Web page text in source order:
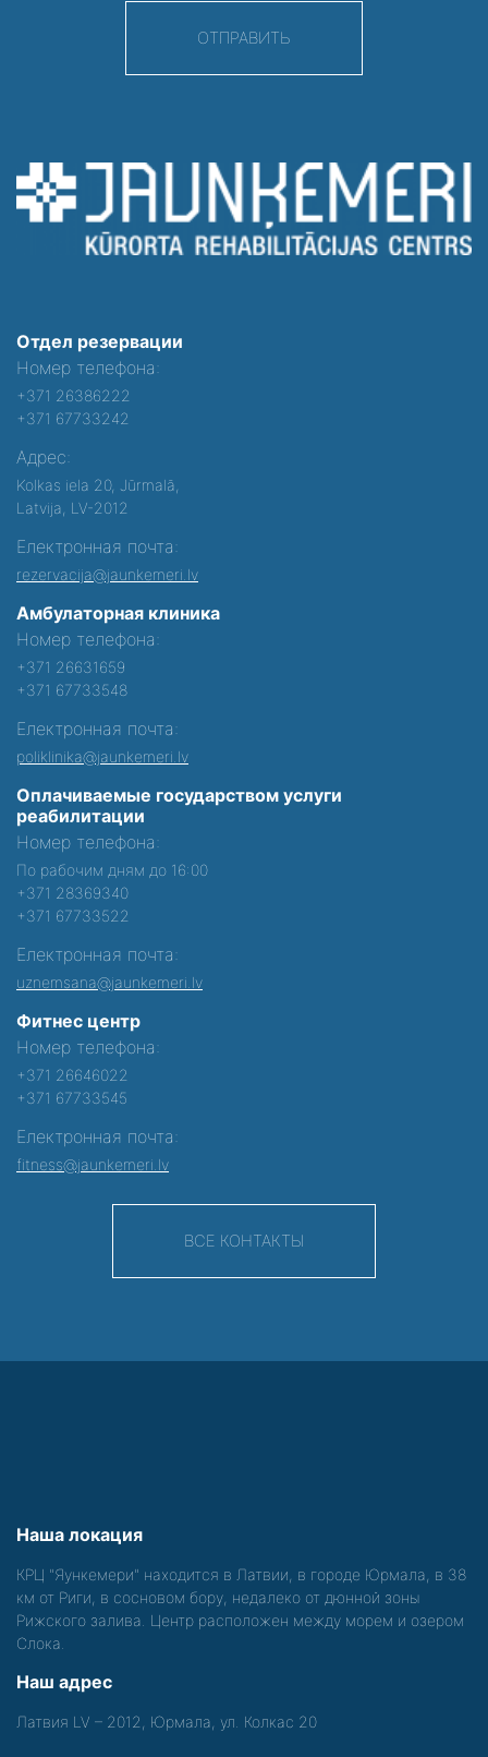
ОТПРАВИТЬ
Отдел резервации
Номер телефона:
+371 26386222
+371 67733242
Адрес:
Kolkas iela 20, Jūrmalā,
Latvija, LV-2012
Електронная почта:
rezervacija@jaunkemeri.lv
Амбулаторная клиника
Номер телефона:
+371 26631659
+371 67733548
Електронная почта:
poliklinika@jaunkemeri.lv
Оплачиваемые государством услуги
реабилитации
Номер телефона:
По рабочим дням до 16:00
+371 28369340
+371 67733522
Електронная почта:
uznemsana@jaunkemeri.lv
Фитнес центр
Номер телефона:
+371 26646022
+371 67733545
Електронная почта:
fitness@jaunkemeri.lv
ВСЕ КОНТАКТЫ
Наша локация
КРЦ "Яункемери" находится в Латвии, в городе Юрмала, в 38
км от Риги, в сосновом бору, недалеко от дюнной зоны
Рижского залива. Центр расположен между морем и озером
Слока.
Наш адрес
Латвия LV – 2012, Юрмала, ул. Колкас 20